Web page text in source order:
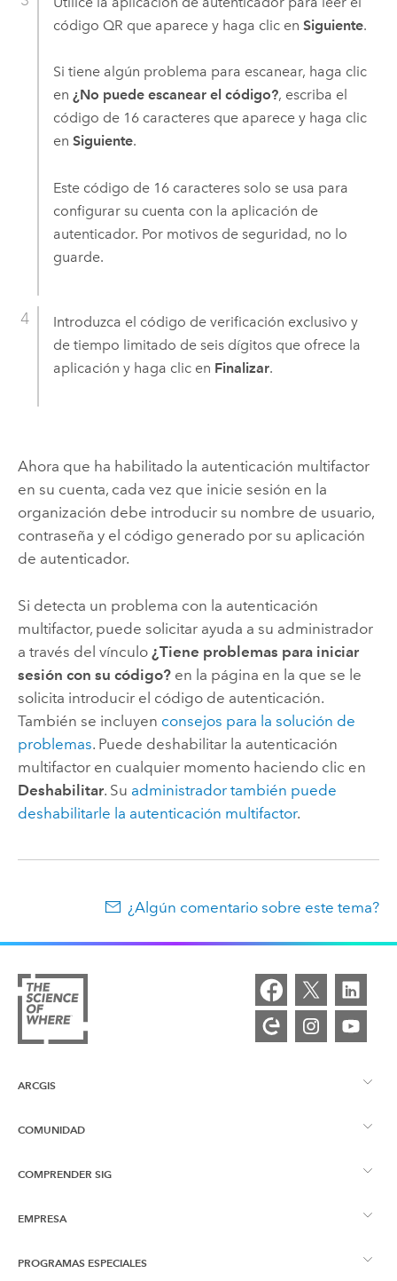
código QR que aparece y haga clic en Siguiente.
Si tiene algún problema para escanear, haga clic
en ¿No puede escanear el código?, escriba el
código de 16 caracteres que aparece y haga clic
en Siguiente.
Este código de 16 caracteres solo se usa para
configurar su cuenta con la aplicación de
autenticador. Por motivos de seguridad, no lo
guarde.
Introduzca el código de verificación exclusivo y
de tiempo limitado de seis dígitos que ofrece la
aplicación y haga clic en Finalizar.
Ahora que ha habilitado la autenticación multifactor
en su cuenta, cada vez que inicie sesión en la
organización debe introducir su nombre de usuario,
contraseña y el código generado por su aplicación
de autenticador.
Si detecta un problema con la autenticación
multifactor, puede solicitar ayuda a su administrador
a través del vínculo ¿Tiene problemas para iniciar
sesión con su código?en la página en la que se le
solicita introducir el código de autenticación.
También se incluyen consejos para la solución de
problemas. Puede deshabilitar la autenticación
multifactor en cualquier momento haciendo clic en
Deshabilitar. Su administrador también puede
deshabilitarle la autenticación multifactor.
¿Algún comentario sobre este tema?
ARCGIS
Descripción general de ArcGIS
COMUNIDAD
Comunidad de Esri
COMPRENDER SIG
¿Qué son los SIG?
EMPRESA
Acerca de Esri
PROGRAMAS ESPECIALES